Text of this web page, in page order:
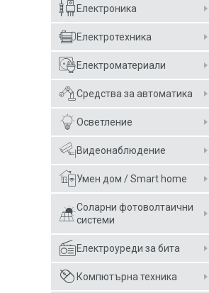
Електроника
Електротехника
Електроматериали
Средства за автоматика
Осветление
Видеонаблюдение
Умен дом / Smart home
Соларни фотоволтаични
системи
Електроуреди за бита
Компютърна техника